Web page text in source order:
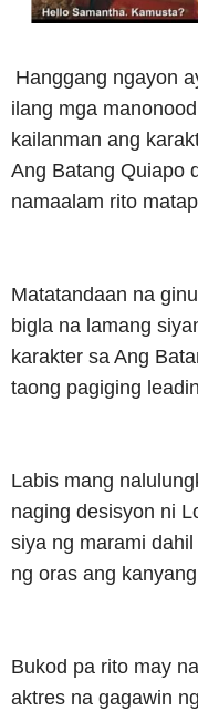
Hanggang ngayon
ilang mga
kailanman ang
Ang Batang Quiapo
namaalam rito
Matatandaan na
bigla na lamang
karakter sa Ang
taong pagiging
Labis mang
naging desisyon ni
siya ng marami
ng oras ang
Bukod pa rito may
aktres na gagawin